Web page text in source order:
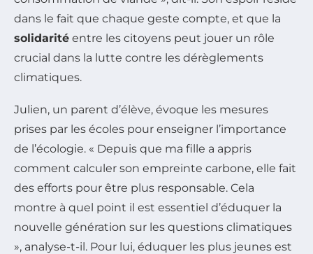
dans le fait que chaque geste compte, et que la
solidarité entre les citoyens peut jouer un rôle
crucial dans la lutte contre les dérèglements
climatiques.
Julien, un parent d’élève, évoque les mesures
prises par les écoles pour enseigner l’importance
de l’écologie. « Depuis que ma fille a appris
comment calculer son empreinte carbone, elle fait
des efforts pour être plus responsable. Cela
montre à quel point il est essentiel d’éduquer la
nouvelle génération sur les questions climatiques
», analyse-t-il. Pour lui, éduquer les plus jeunes est